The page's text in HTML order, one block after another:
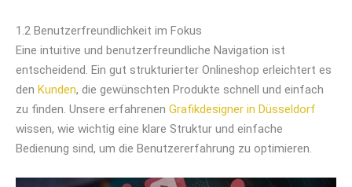
1.2 Benutzerfreundlichkeit im Fokus
Eine intuitive und benutzerfreundliche Navigation ist
entscheidend. Ein gut strukturierter Onlineshop erleichtert es
den Kunden, die gewünschten Produkte schnell und einfach
zu finden. Unsere erfahrenen Grafikdesigner in Düsseldorf
wissen, wie wichtig eine klare Struktur und einfache
Bedienung sind, um die Benutzererfahrung zu optimieren.